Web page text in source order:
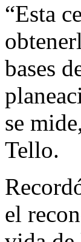
“Esta
bases
se
Tello.
el